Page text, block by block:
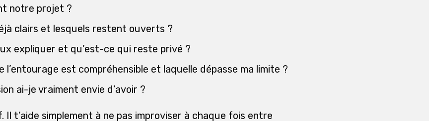
notre projet ?
clairs et lesquels restent ouverts ?
expliquer et qu’est-ce qui reste privé ?
l’entourage est compréhensible et laquelle dépasse ma limite ?
ai-je vraiment envie d’avoir ?
Il t’aide simplement à ne pas improviser à chaque fois entre